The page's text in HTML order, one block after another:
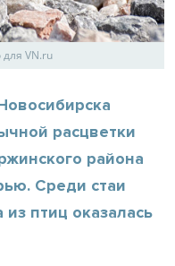
VN.ru
расцветки
района
Среди стаи
птиц оказалась